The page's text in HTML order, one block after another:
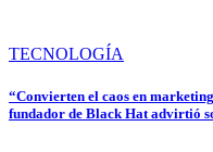
TECNOLOGÍA
“Convierten el caos en
fundador de Black Hat advirtió